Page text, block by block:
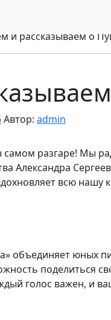
и рассказываем о
Автор: admin
самом разгаре! Мы
Александра
всю нашу
объединяет юных
поделиться
голос важен, и